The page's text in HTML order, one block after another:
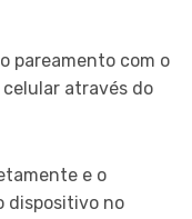
pareamento com o
através do
e o
dispositivo no